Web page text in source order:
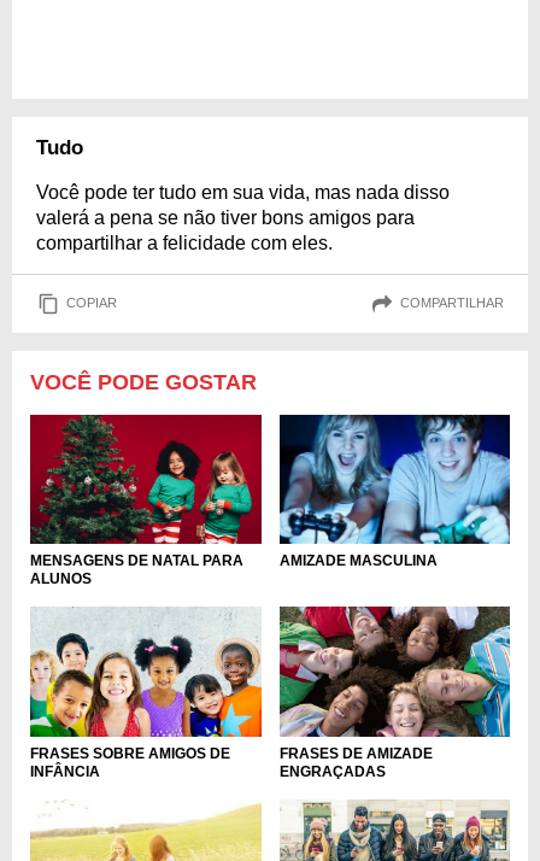
Tudo
Você pode ter tudo em sua vida, mas nada disso
valerá a pena se não tiver bons amigos para
compartilhar a felicidade com eles.
COPIAR COMPARTILHAR
VOCÊ PODE GOSTAR
MENSAGENS DE NATAL PARA
ALUNOS
AMIZADE MASCULINA
FRASES SOBRE AMIGOS DE
INFÂNCIA
FRASES DE AMIZADE
ENGRAÇADAS